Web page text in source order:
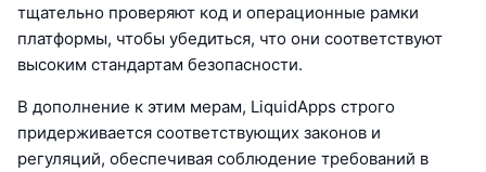
тщательно проверяют код и операционные рамки
платформы, чтобы убедиться, что они соответствуют
высоким стандартам безопасности.
В дополнение к этим мерам, LiquidApps строго
придерживается соответствующих законов и
регуляций, обеспечивая соблюдение требований в